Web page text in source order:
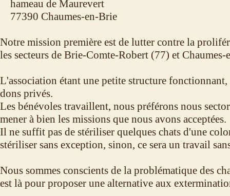
hameau de Maurevert
77390 Chaumes-en-Brie
Notre mission première est de lutter contre la
les secteurs de Brie-Comte-Robert (77) et
L'association étant une petite structure
dons privés.
Les bénévoles travaillent, nous préférons nous
mener à bien les missions que nous avons acceptées.
Il ne suffit pas de stériliser quelques chats d'une
stériliser sans exception, sinon, ce sera un travail
Nous sommes conscients de la problématique des
est là pour proposer une alternative aux